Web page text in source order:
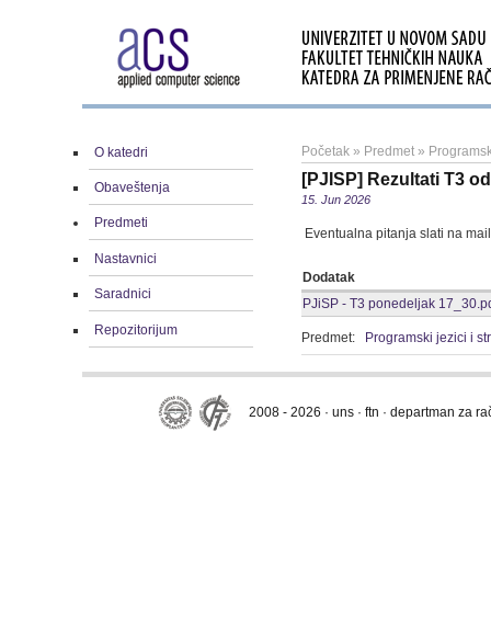
O katedri
Obaveštenja
Predmeti
Nastavnici
Saradnici
Repozitorijum
Početak » Predmet »
[PJISP] Rezultati T3
15. Jun 2026
Eventualna pitanja slati na
Dodatak
PJiSP - T3 ponedeljak
Predmet: Programski jezici i
2008 - 2026 · uns · ftn · departman za